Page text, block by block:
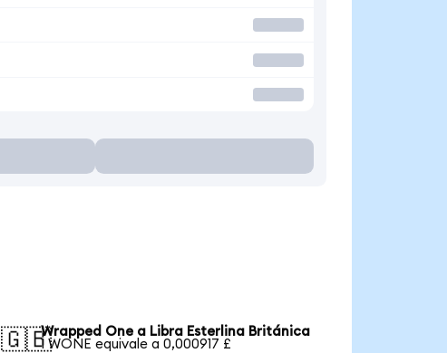
🇬🇧Wrapped One a Libra Esterlina Británica
1 WONE equivale a 0,000917 £